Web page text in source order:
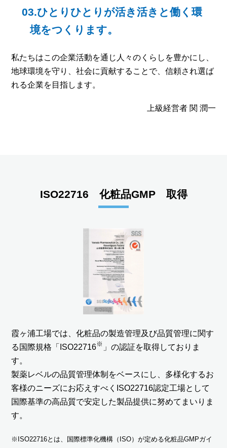
03.ひとりひとりが活き活きと働く環
境をつくります。
私たちはこの企業活動を通じ人々のくらしを豊かにし、
地球環境を守り、社会に貢献することで、信頼され選ば
れる企業を目指します。
上級経営者 関 潤一
ISO22716 化粧品GMP 取得
霞ヶ浦工場では、化粧品の製造管理及び品質管理に関す
る国際規格「ISO22716※ 」の認証を取得しておりま
す。
製薬レベルの品質管理体制をベースにし、多様化するお
客様のニーズにお応えすべくISO22716認定工場として
国際基準の高品質で安定した製品提供に努めてまいりま
す。
※ISO22716とは、国際標準化機構（ISO）が定める化粧品GMPガイ